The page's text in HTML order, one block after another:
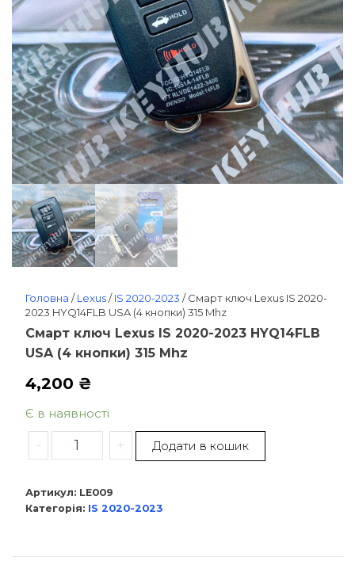
Головна /Lexus/IS 2020-2023 / Смарт ключ Lexus IS 2020-
2023 HYQ14FLB USA (4 кнопки) 315 Mhz
Смарт ключ Lexus IS 2020-2023 HYQ14FLB
USA (4 кнопки) 315 Mhz
4,200 ₴
Є в наявності
- + Додати в кошик
Артикул: LE009
Категорія: IS 2020-2023